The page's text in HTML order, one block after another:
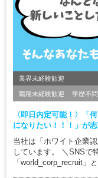
業界未経験歓迎
職種未経験歓迎 学歴不問
〈即日内定可能！〉「
になりたい！！！」が
当社は「ホワイト企業
しています。 ＼SNSで
「world_corp_recruit」